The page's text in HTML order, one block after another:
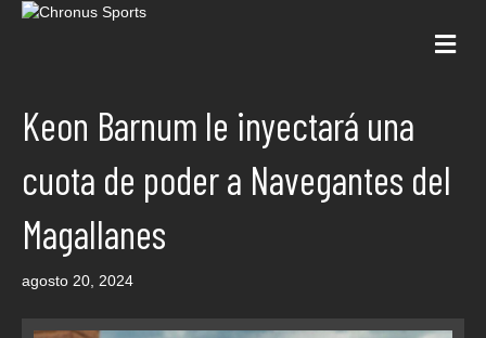
Keon Barnum le inyectará una
cuota de poder a Navegantes del
Magallanes
agosto 20, 2024